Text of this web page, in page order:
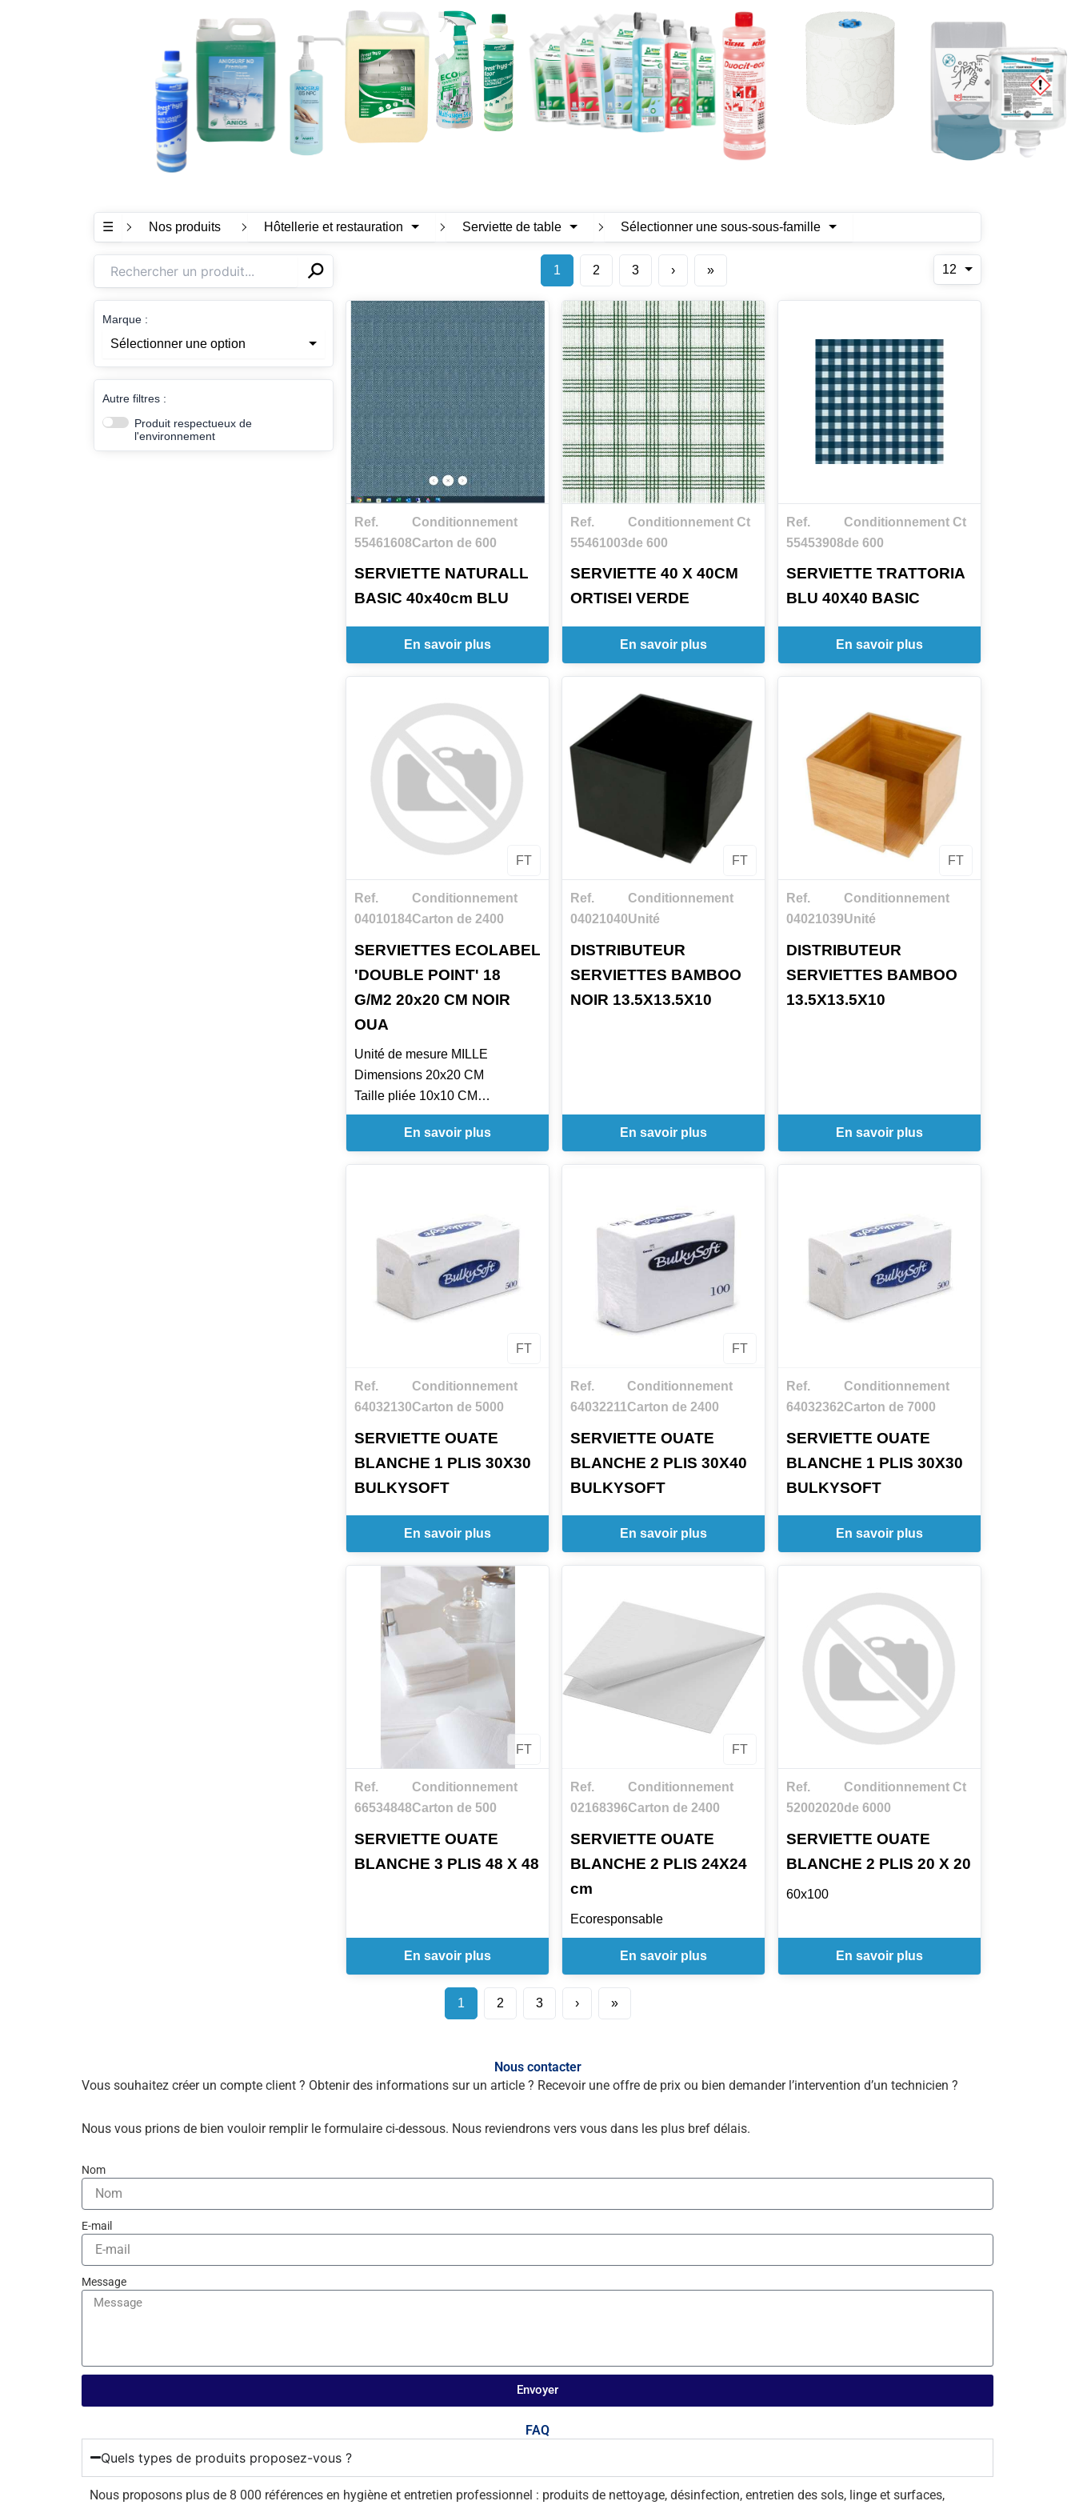
☰ Nos produits Hôtellerie et restauration Serviette de table Sélectionner une sous-sous-famille
✕⚲ 1 2 3 › » 12
Marque :
Sélectionner une option
Autre filtres :
Produit respectueux de
l'environnement
Ref.
55461608
Conditionnement
Carton de 600
SERVIETTE NATURALL
BASIC 40x40cm BLU
En savoir plus
Ref.
55461003
Conditionnement Ct
de 600
SERVIETTE 40 X 40CM
ORTISEI VERDE
En savoir plus
Ref.
55453908
Conditionnement Ct
de 600
SERVIETTE TRATTORIA
BLU 40X40 BASIC
En savoir plus
FT
Ref.
04010184
Conditionnement
Carton de 2400
SERVIETTES ECOLABEL
'DOUBLE POINT' 18
G/M2 20x20 CM NOIR
OUA
Unité de mesure MILLE
Dimensions 20x20 CM
Taille pliée 10x10 CM
Matériel OUATE
Couleur NOIREn savoir plus
FT
Ref.
04021040
Conditionnement
Unité
DISTRIBUTEUR
SERVIETTES BAMBOO
NOIR 13.5X13.5X10
En savoir plus
FT
Ref.
04021039
Conditionnement
Unité
DISTRIBUTEUR
SERVIETTES BAMBOO
13.5X13.5X10
En savoir plus
FT
Ref.
64032130
Conditionnement
Carton de 5000
SERVIETTE OUATE
BLANCHE 1 PLIS 30X30
BULKYSOFT
En savoir plus
FT
Ref.
64032211
Conditionnement
Carton de 2400
SERVIETTE OUATE
BLANCHE 2 PLIS 30X40
BULKYSOFT
En savoir plus
Ref.
64032362
Conditionnement
Carton de 7000
SERVIETTE OUATE
BLANCHE 1 PLIS 30X30
BULKYSOFT
En savoir plus
FT
Ref.
66534848
Conditionnement
Carton de 500
SERVIETTE OUATE
BLANCHE 3 PLIS 48 X 48
En savoir plus
FT
Ref.
02168396
Conditionnement
Carton de 2400
SERVIETTE OUATE
BLANCHE 2 PLIS 24X24
cm
Ecoresponsable
En savoir plus
Ref.
52002020
Conditionnement Ct
de 6000
SERVIETTE OUATE
BLANCHE 2 PLIS 20 X 20
60x100
En savoir plus
1 2 3 › »
Nous contacter
Vous souhaitez créer un compte client ? Obtenir des informations sur un article ? Recevoir une offre de prix ou bien demander l’intervention d’un technicien ?
Nous vous prions de bien vouloir remplir le formulaire ci-dessous. Nous reviendrons vers vous dans les plus bref délais.
Nom
E-mail
Message
Envoyer
FAQ
Quels types de produits proposez-vous ?
Nous proposons plus de 8 000 références en hygiène et entretien professionnel : produits de nettoyage, désinfection, entretien des sols, linge et surfaces,